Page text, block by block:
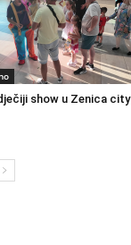
show u Zenica city